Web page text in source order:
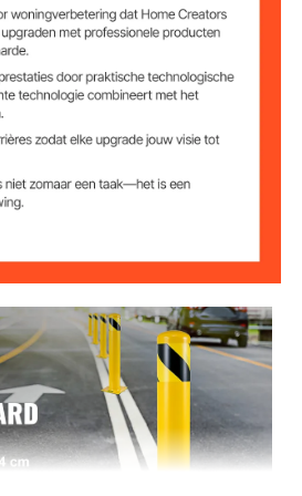
Q235-staal
7,9 x 7,9 inch / 20 x 20 cm